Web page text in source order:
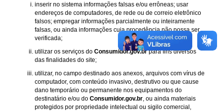
inserir no sistema informações falsas e/ou errôneas; usar
endereços de computadores, de rede ou de correio eletrônico
falsos; empregar informações parcialmente ou inteiramente
falsas, ou ainda informações cuja procedência não possa ser
verificada;
utilizar os serviços do Consumidor.gov.brpara fins diversos
das finalidades do site;
utilizar, no campo destinado aos anexos, arquivos com vírus de
computador, com conteúdo invasivo, destrutivo ou que cause
dano temporário ou permanente nos equipamentos do
destinatário e/ou do Consumidor.gov.br , ou ainda materiais
protegidos por propriedade intelectual ou sigilo comercial,